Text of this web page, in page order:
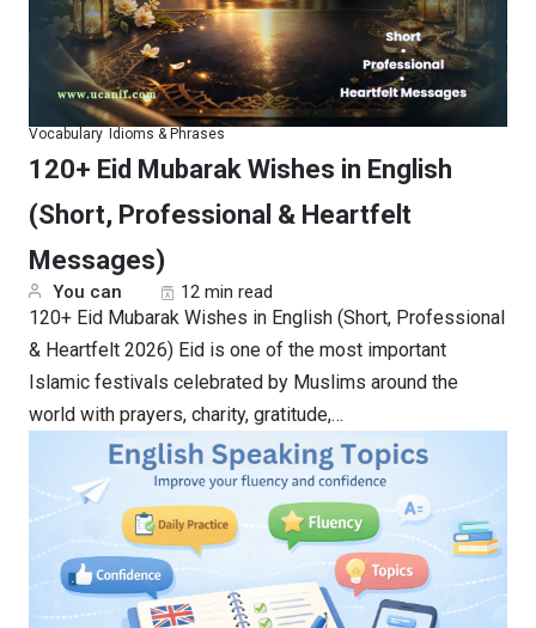
Vocabulary Idioms & Phrases
120+ Eid Mubarak Wishes in English
(Short, Professional & Heartfelt
Messages)
You can 12 min read
120+ Eid Mubarak Wishes in English (Short, Professional
& Heartfelt 2026) Eid is one of the most important
Islamic festivals celebrated by Muslims around the
world with prayers, charity, gratitude,…